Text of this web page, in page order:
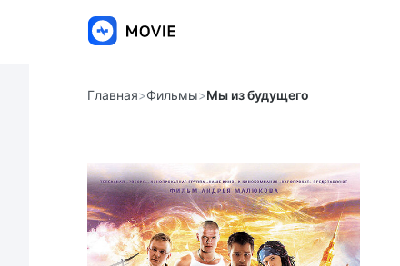
Главная>Фильмы>Мы из будущего